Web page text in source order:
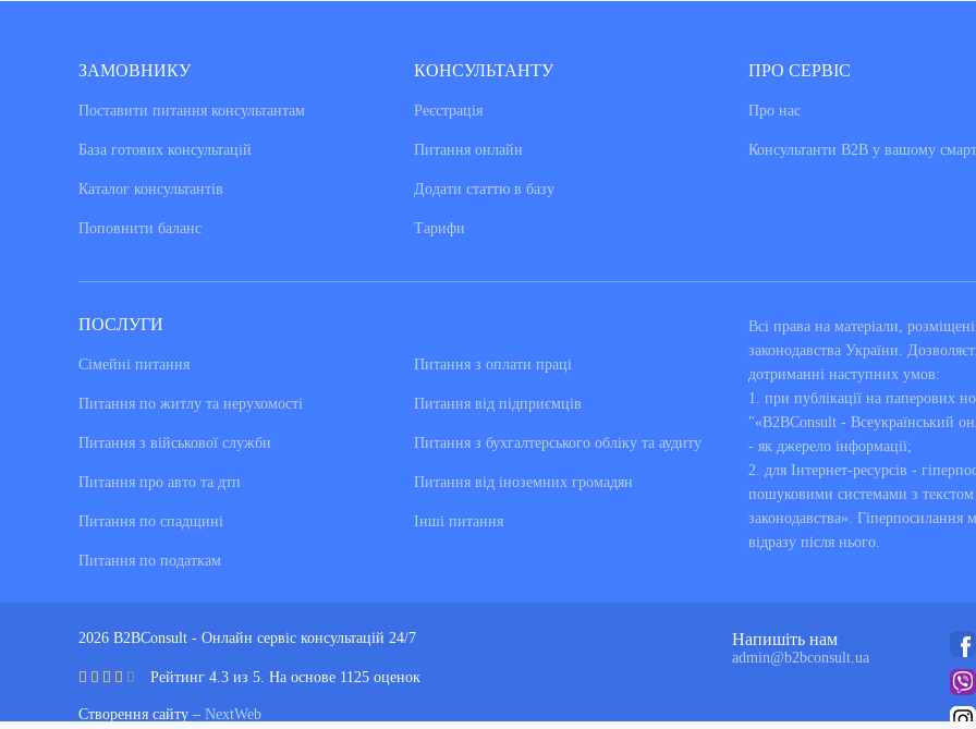
ЗАМОВНИКУ
Поставити питання консультантам
База готових консультацiй
Каталог консультантiв
Поповнити баланс
КОНСУЛЬТАНТУ
Реєстрація
Питання онлайн
Додати статтю в базу
Тарифи
ПРО СЕРВІС
Про нас
Консультанти В2В у вашому
ПОСЛУГИ
Сімейні питання
Питання по житлу та нерухомості
Питання з військової служби
Питання про авто та дтп
Питання по спадщині
Питання по податкам
Питання з оплати праці
Питання від підприємців
Питання з бухгалтерського обліку та аудиту
Питання від іноземних громадян
Інші питання
Всі права на матеріали,
законодавства України.
дотриманні наступних умов:
1. при публікації на паперових
"«B2BConsult - Всеукраїнський
- як джерело інформації;
2. для Інтернет-ресурсів -
пошуковими системами з текстом
законодавства». Гіперпосилання
відразу після нього.
2026 B2BConsult - Онлайн сервіс консультацій 24/7
Рейтинг 4.3 из 5. На основе 1125 оценок
Створення сайту – NextWeb
Напишіть нам
admin@b2bconsult.ua